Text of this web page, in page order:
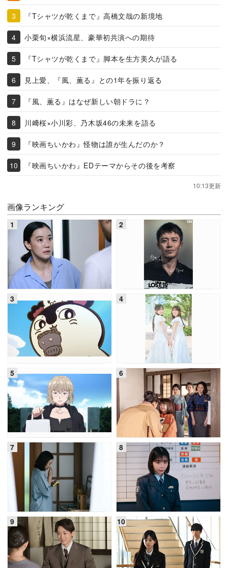
『Tシャツが乾くまで』高橋文哉の新境地
小栗旬×横浜流星、豪華初共演への期待
『Tシャツが乾くまで』脚本を生方美久が語る
見上愛、『風、薫る』との1年を振り返る
『風、薫る』はなぜ新しい朝ドラに？
川﨑桜×小川彩、乃木坂46の未来を語る
『映画ちいかわ』怪物は誰が生んだのか？
『映画ちいかわ』EDテーマからその後を考察
10:13更新
画像ランキング